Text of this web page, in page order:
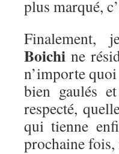
plus marqué,
Finalement,
Boichi ne
n’importe
bien gaulés
respecté,
qui tienne
prochaine